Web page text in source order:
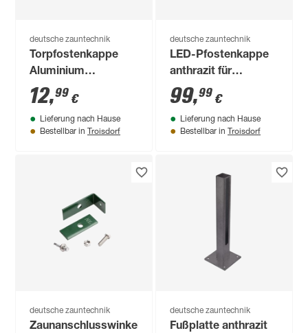
deutsche zauntechnik
Torpfostenkappe
Aluminium
anthrazitgrau 80 x 80
mm
12,99 €
Lieferung nach Hause
Bestellbar in Troisdorf
deutsche zauntechnik
LED-Pfostenkappe
anthrazit für
Torpfosten 8 x 8 cm
99,99 €
Lieferung nach Hause
Bestellbar in Troisdorf
deutsche zauntechnik
Zaunanschlusswinkel-
deutsche zauntechnik
Fußplatte anthrazit